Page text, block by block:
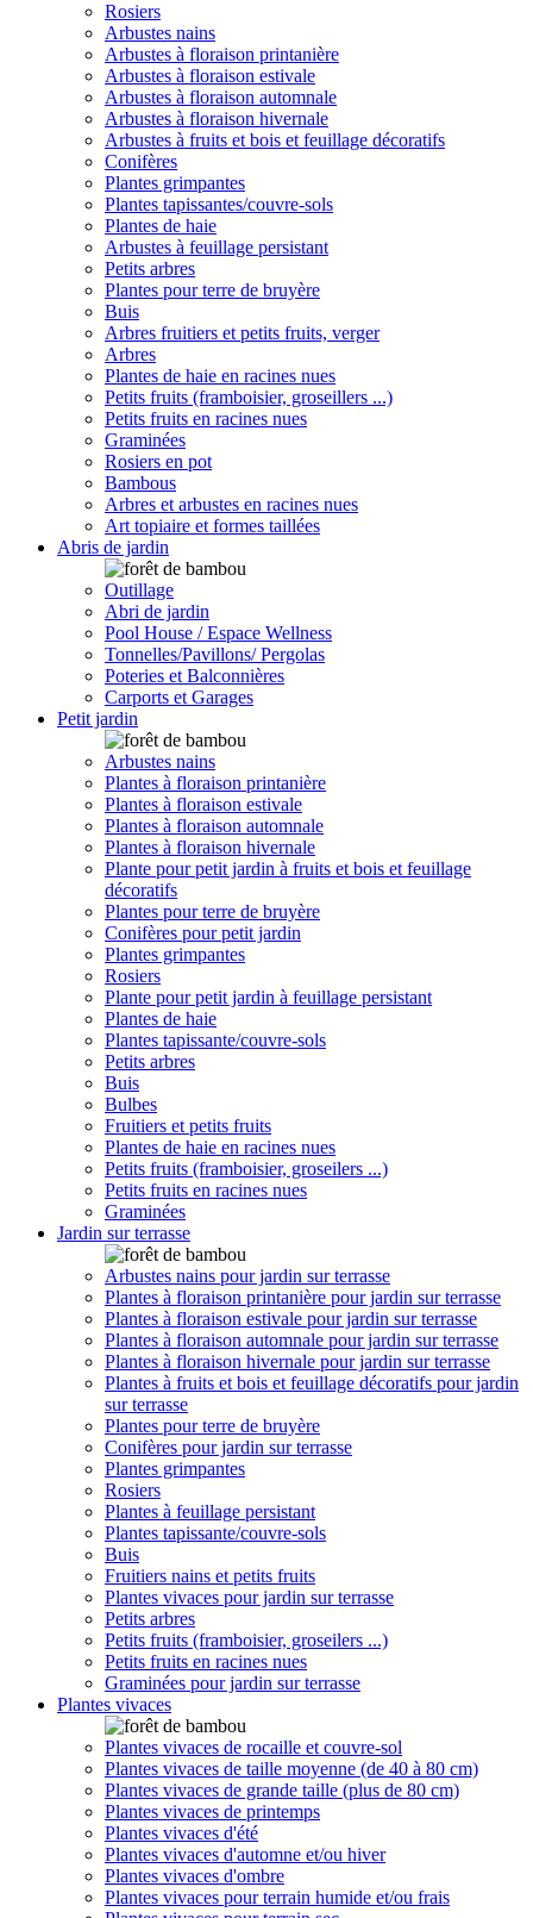
Rosiers
Arbustes nains
Arbustes à floraison printanière
Arbustes à floraison estivale
Arbustes à floraison automnale
Arbustes à floraison hivernale
Arbustes à fruits et bois et feuillage décoratifs
Conifères
Plantes grimpantes
Plantes tapissantes/couvre-sols
Plantes de haie
Arbustes à feuillage persistant
Petits arbres
Plantes pour terre de bruyère
Buis
Arbres fruitiers et petits fruits, verger
Arbres
Plantes de haie en racines nues
Petits fruits (framboisier, groseillers ...)
Petits fruits en racines nues
Graminées
Rosiers en pot
Bambous
Arbres et arbustes en racines nues
Art topiaire et formes taillées
Abris de jardin
Outillage
Abri de jardin
Pool House / Espace Wellness
Tonnelles/Pavillons/ Pergolas
Poteries et Balconnières
Carports et Garages
Petit jardin
Arbustes nains
Plantes à floraison printanière
Plantes à floraison estivale
Plantes à floraison automnale
Plantes à floraison hivernale
Plante pour petit jardin à fruits et bois et feuillage
décoratifs
Plantes pour terre de bruyère
Conifères pour petit jardin
Plantes grimpantes
Rosiers
Plante pour petit jardin à feuillage persistant
Plantes de haie
Plantes tapissante/couvre-sols
Petits arbres
Buis
Bulbes
Fruitiers et petits fruits
Plantes de haie en racines nues
Petits fruits (framboisier, groseilers ...)
Petits fruits en racines nues
Graminées
Jardin sur terrasse
Arbustes nains pour jardin sur terrasse
Plantes à floraison printanière pour jardin sur terrasse
Plantes à floraison estivale pour jardin sur terrasse
Plantes à floraison automnale pour jardin sur terrasse
Plantes à floraison hivernale pour jardin sur terrasse
Plantes à fruits et bois et feuillage décoratifs pour jardin
sur terrasse
Plantes pour terre de bruyère
Conifères pour jardin sur terrasse
Plantes grimpantes
Rosiers
Plantes à feuillage persistant
Plantes tapissante/couvre-sols
Buis
Fruitiers nains et petits fruits
Plantes vivaces pour jardin sur terrasse
Petits arbres
Petits fruits (framboisier, groseilers ...)
Petits fruits en racines nues
Graminées pour jardin sur terrasse
Plantes vivaces
Plantes vivaces de rocaille et couvre-sol
Plantes vivaces de taille moyenne (de 40 à 80 cm)
Plantes vivaces de grande taille (plus de 80 cm)
Plantes vivaces de printemps
Plantes vivaces d'été
Plantes vivaces d'automne et/ou hiver
Plantes vivaces d'ombre
Plantes vivaces pour terrain humide et/ou frais